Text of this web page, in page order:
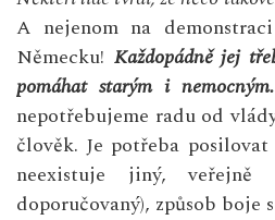
A nejenom na
Německu! Každopádně jej
pomáhat starým i nemocným.
nepotřebujeme radu od
člověk. Je potřeba
neexistuje jiný,
doporučovaný), způsob boje